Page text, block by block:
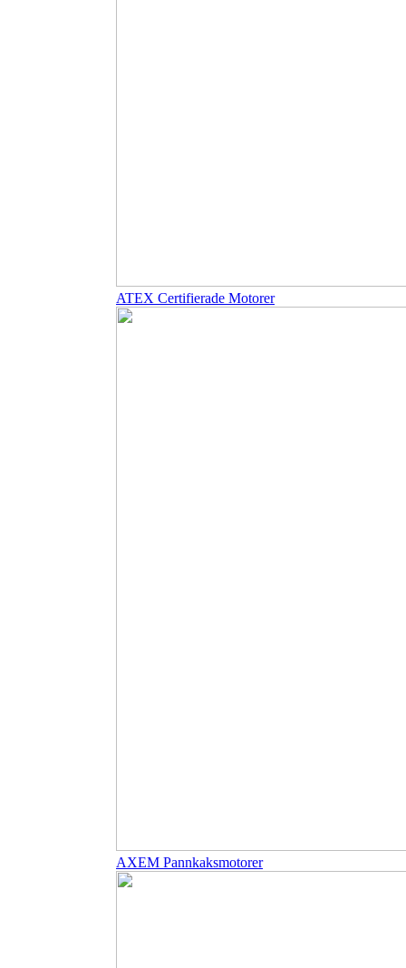
ATEX Certifierade Motorer
AXEM Pannkaksmotorer